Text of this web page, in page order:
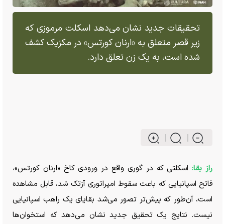
تحقیقات جدید نشان می‌دهد اسکلت مرموزی که
زیر قصر متعلق به «ارنان کورتس» در مکزیک کشف
شده است، به یک زن تعلق دارد.
راز بقا:اسکلتی که در گوری واقع در ورودی کاخ «ارنان کورتس»،
فاتح اسپانیایی که باعث سقوط امپراتوری آزتک شد، قابل مشاهده
است، آن‌طور که پیش‌تر تصور می‌شد بقایای یک راهب اسپانیایی
نیست. نتایج یک تحقیق جدید نشان می‌دهد که استخوان‌ها